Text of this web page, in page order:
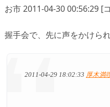
お市 2011-04-30 00:56:29 [
握手会で、先に声をかけら
2011-04-29 18:02:33 厚木満